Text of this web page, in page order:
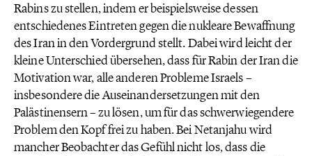
Rabins zu stellen, indem er beispielsweise dessen
entschiedenes Eintreten gegen die nukleare Bewaffnung
des Iran in den Vordergrund stellt. Dabei wird leicht der
kleine Unterschied übersehen, dass für Rabin der Iran die
Motivation war, alle anderen Probleme Israels –
insbesondere die Auseinandersetzungen mit den
Palästinensern – zu lösen, um für das schwerwiegendere
Problem den Kopf frei zu haben. Bei Netanjahu wird
mancher Beobachter das Gefühl nicht los, dass die